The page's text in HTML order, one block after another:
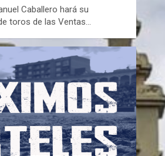
Caballero hará su
toros de las Ventas…